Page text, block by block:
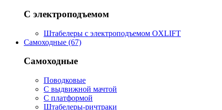
С электроподъемом
Штабелеры с электроподъемом OXLIFT
Самоходные (67)
Самоходные
Поводковые
С выдвижной мачтой
С платформой
Штабелеры-ричтраки